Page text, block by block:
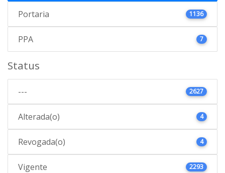
Portaria 1136
PPA 7
Status
--- 2627
Alterada(o) 4
Revogada(o) 4
Vigente 2293